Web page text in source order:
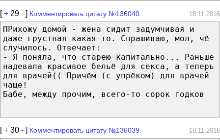
[+ 29 - ] Комментировать цитату №136040 18.11.2016
ПРихожу домой - жена сидит задумчивая и
даже грустная какая-то. Спрашиваю, мол, чё
случилось. Отвечает:
- Я поняла, что старею капитально... Раньше
надевала красивое бельё для секса, а теперь
для врачей(( Причём (с упрёком) для врачей
чаще!
Бабе, между прочим, всего-то сорок годков
[+ 30 - ] Комментировать цитату №136039 18.11.2016